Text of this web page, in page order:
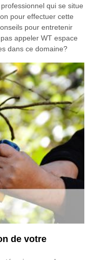
qui se situe
pour effectuer cette
pour entretenir
appeler WT espace
dans ce domaine?
de votre